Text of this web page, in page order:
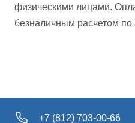
физическими лицами.
безналичным расчетом
+7 (812) 703-00-66